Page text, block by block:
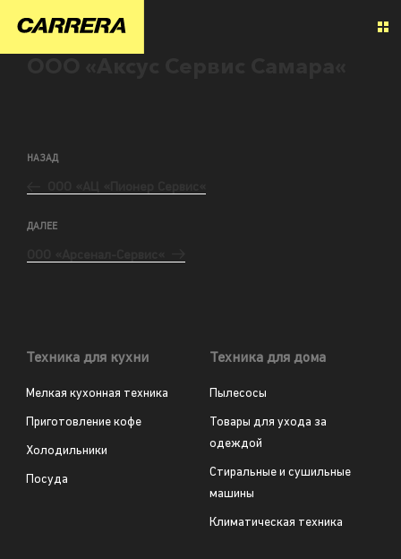
НАЗАД
ДАЛЕЕ
Техника для кухни
Мелкая кухонная техника
Приготовление кофе
Холодильники
Посуда
Техника для дома
Пылесосы
Товары для ухода за
одеждой
Стиральные и сушильные
машины
Климатическая техника